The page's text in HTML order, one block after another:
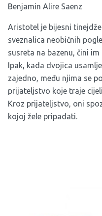
Benjamin Alire Saenz
Aristotel je bijesni
sveznalica neobičnih
susreta na bazenu, čini
Ipak, kada dvojica
zajedno, među njima se
prijateljstvo koje traje
Kroz prijateljstvo, oni
kojoj žele pripadati.